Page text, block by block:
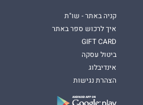
קניה באתר - שו"ת
איך לרכוש ספר באתר
GIFT CARD
ביטול עסקה
אינדיבלוג
הצהרת נגישות